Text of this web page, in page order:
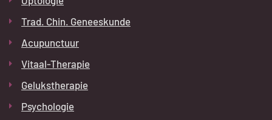
Trad. Chin. Geneeskunde
Acupunctuur
Vitaal-Therapie
Gelukstherapie
Psychologie